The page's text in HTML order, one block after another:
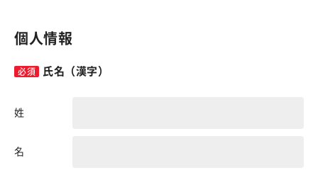
個人情報
氏名（漢字）
姓
名